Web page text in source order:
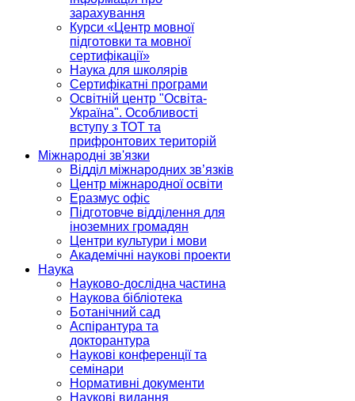
зарахування
Курси «Центр мовної
підготовки та мовної
сертифікації»
Наука для школярів
Сертифікатні програми
Освітній центр "Освіта-
Україна". Особливості
вступу з ТОТ та
прифронтових територій
Міжнародні зв'язки
Відділ міжнародних зв’язків
Центр міжнародної освіти
Еразмус офіс
Підготовче відділення для
іноземних громадян
Центри культури і мови
Академічні наукові проекти
Наука
Науково-дослідна частина
Наукова бібліотека
Ботанічний сад
Аспірантура та
докторантура
Наукові конференції та
семінари
Нормативні документи
Наукові видання